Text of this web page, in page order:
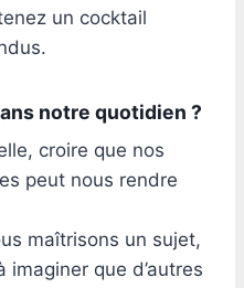
un cocktail
notre quotidien ?
croire que nos
peut nous rendre
maîtrisons un sujet,
imaginer que d’autres